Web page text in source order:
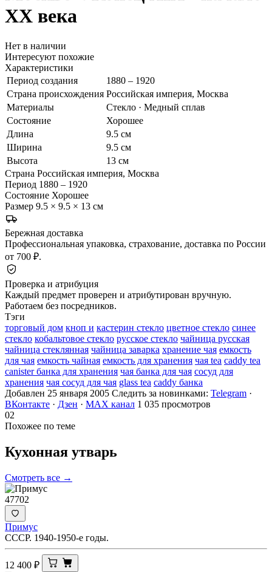
ХХ века
Нет в наличии
Интересуют похожие
Характеристики
Период создания
1880 – 1920
Страна происхождения Российская империя, Москва
Материалы
Стекло · Медный сплав
Состояние
Хорошее
Длина
9.5 см
Ширина
9.5 см
Высота
13 см
Страна Российская империя, Москва
Период 1880 – 1920
Состояние Хорошее
Размер 9.5 × 9.5 × 13 см
Бережная доставка
Профессиональная упаковка, страхование, доставка по России
от 700 ₽.
Проверка и атрибуция
Каждый предмет проверен и атрибутирован вручную.
Работаем без посредников.
Тэги
торговый дом кноп и кастерин стекло цветное стекло синее
стекло кобальтовое стекло русское стекло чайница русская
чайница стеклянная чайница заварка хранение чая емкость
для чая емкость чайная емкость для хранения чая tea caddy tea
canister банка для хранения чая банка для чая сосуд для
хранения чая сосуд для чая glass tea caddy банка
Добавлен 25 января 2005 Следить за новинками: Telegram ·
ВКонтакте · Дзен · MAX канал 1 035 просмотров
02
Похожее по теме
Кухонная утварь
Смотреть все →
47702
Примус
СССР. 1940-1950-е годы.
12 400 ₽